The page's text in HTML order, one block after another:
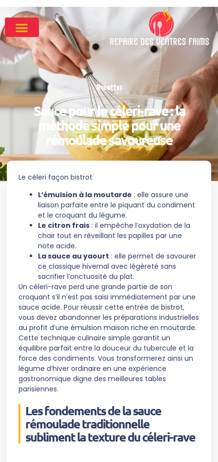
Recettes
Sauce pour le céleri-rave : la
méthode simple pour une
rémoulade savoureuse
Le céleri façon bistrot
L’émulsion à la moutarde : elle assure une
liaison parfaite entre le piquant du condiment
et le croquant du légume.
Le citron frais : il empêche l’oxydation de la
chair tout en réveillant les papilles par une
note acide.
La sauce au yaourt : elle permet de savourer
ce classique hivernal avec légèreté sans
sacrifier l’onctuosité du plat.
Un céleri-rave perd une grande partie de son
croquant s’il n’est pas saisi immédiatement par une
sauce acide. Pour réussir cette entrée de bistrot,
vous devez abandonner les préparations industrielles
au profit d’une émulsion maison riche en moutarde.
Cette technique culinaire simple garantit un
équilibre parfait entre la douceur du tubercule et la
force des condiments. Vous transformerez ainsi un
légume d’hiver ordinaire en une expérience
gastronomique digne des meilleures tables
parisiennes.
Les fondements de la sauce
rémoulade traditionnelle
subliment la texture du céleri-rave